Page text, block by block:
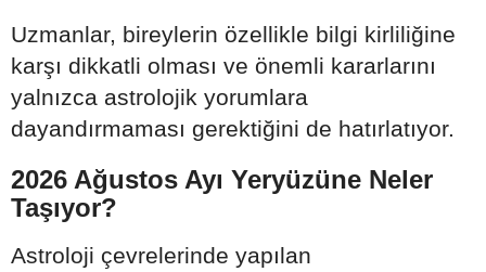
Uzmanlar, bireylerin özellikle bilgi kirliliğine
karşı dikkatli olması ve önemli kararlarını
yalnızca astrolojik yorumlara
dayandırmaması gerektiğini de hatırlatıyor.
2026 Ağustos Ayı Yeryüzüne Neler
Taşıyor?
Astroloji çevrelerinde yapılan